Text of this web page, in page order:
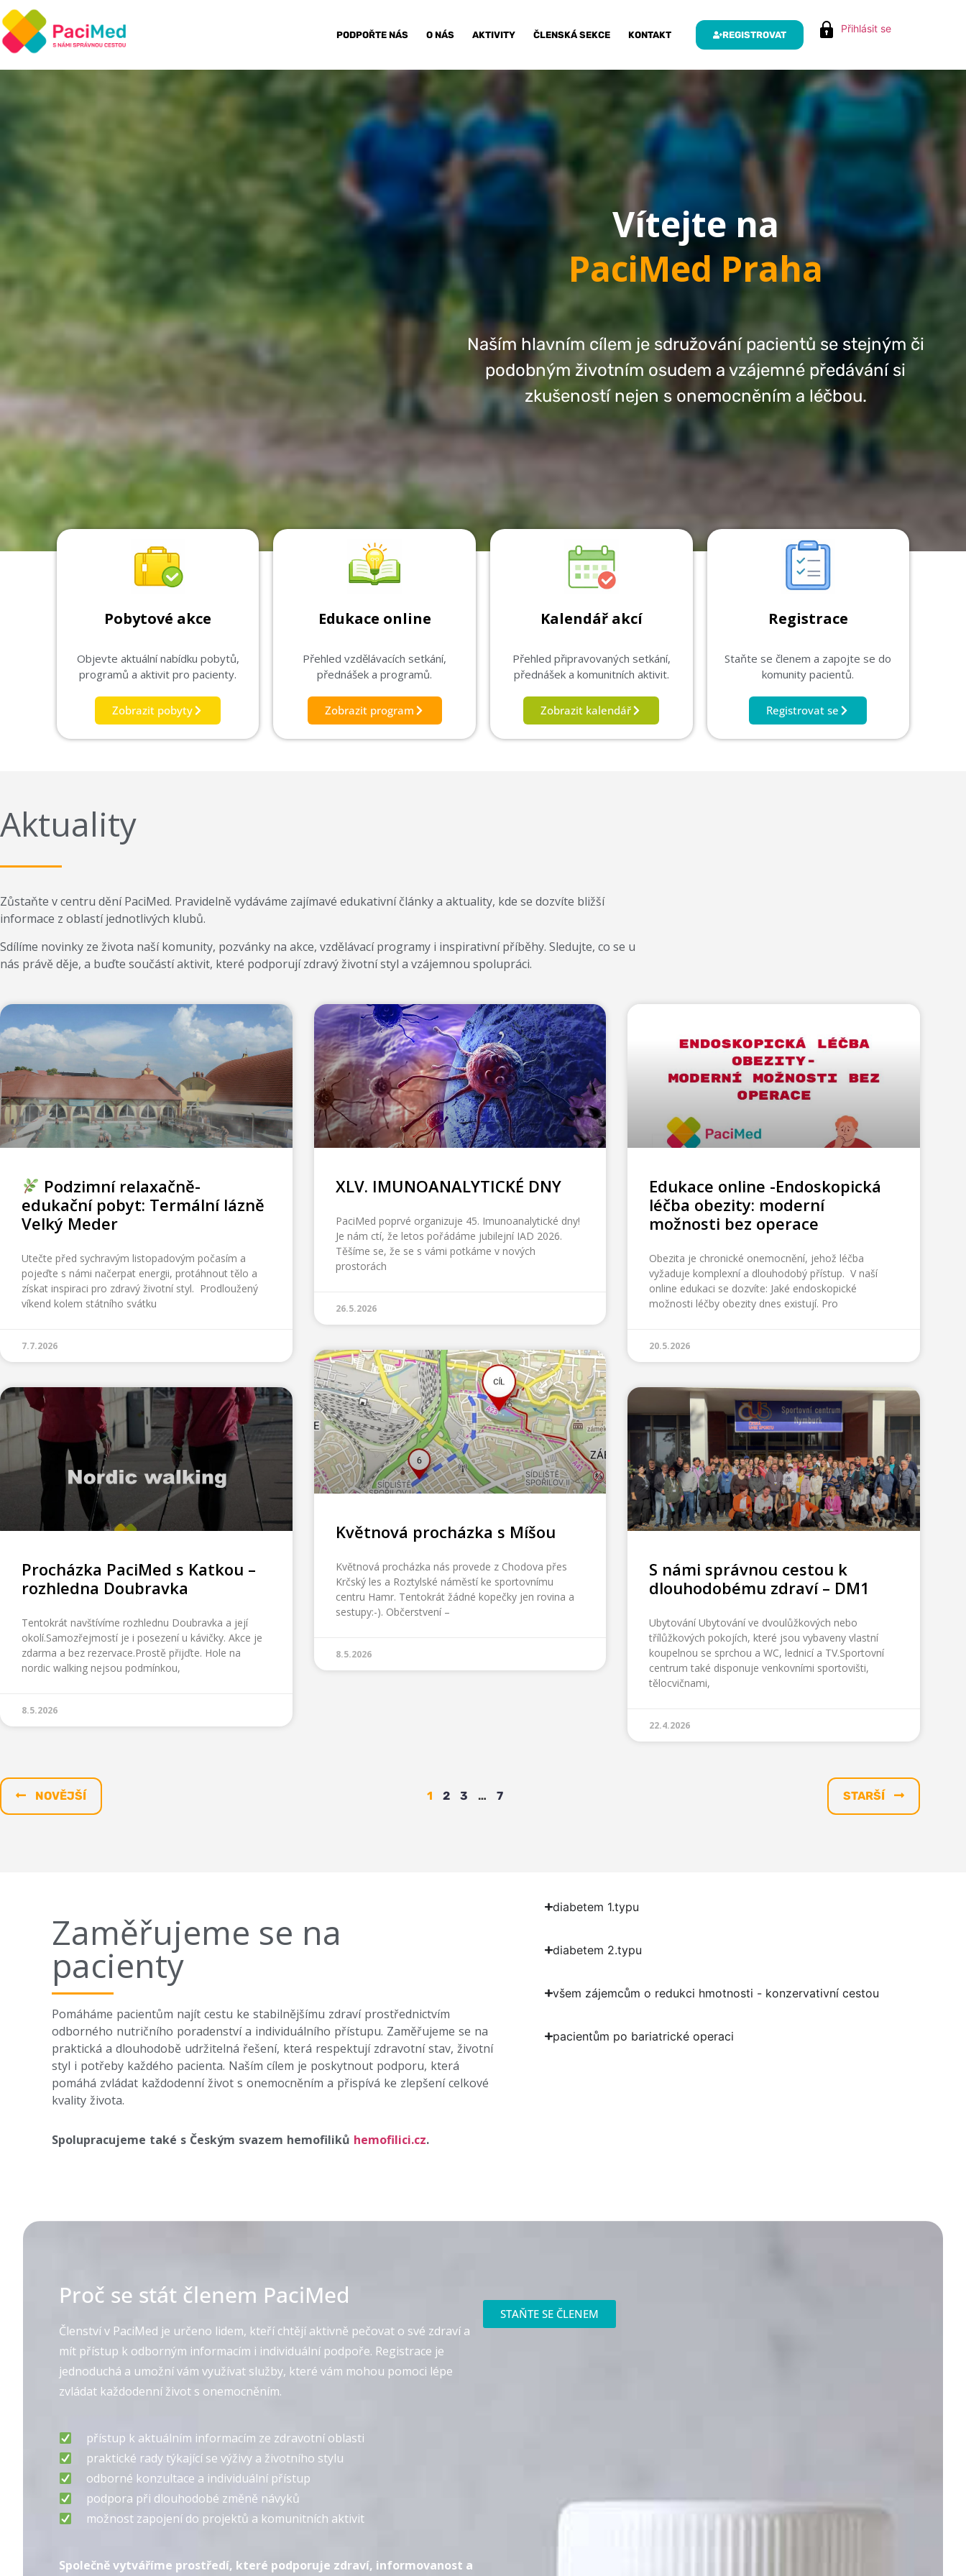
PODPOŘTE NÁS O NÁS AKTIVITY ČLENSKÁ SEKCE KONTAKT REGISTROVAT
Přihlásit se
Vítejte na
PaciMed Praha
Naším hlavním cílem je sdružování pacientů se stejným či
podobným životním osudem a vzájemné předávání si
zkušeností nejen s onemocněním a léčbou.
Pobytové akce
Objevte aktuální nabídku pobytů,
programů a aktivit pro pacienty.
Zobrazit pobyty
Edukace online
Přehled vzdělávacích setkání,
přednášek a programů.
Zobrazit program
Kalendář akcí
Přehled připravovaných setkání,
přednášek a komunitních aktivit.
Zobrazit kalendář
Registrace
Staňte se členem a zapojte se do
komunity pacientů.
Registrovat se
Aktuality
Zůstaňte v centru dění PaciMed. Pravidelně vydáváme zajímavé edukativní články a aktuality, kde se dozvíte bližší
informace z oblastí jednotlivých klubů.
Sdílíme novinky ze života naší komunity, pozvánky na akce, vzdělávací programy i inspirativní příběhy. Sledujte, co se u
nás právě děje, a buďte součástí aktivit, které podporují zdravý životní styl a vzájemnou spolupráci.
Podzimní relaxačně-
edukační pobyt: Termální lázně
Velký Meder
Utečte před sychravým listopadovým počasím a
pojeďte s námi načerpat energii, protáhnout tělo a
získat inspiraci pro zdravý životní styl. Prodloužený
víkend kolem státního svátku
7.7.2026
XLV. IMUNOANALYTICKÉ DNY
PaciMed poprvé organizuje 45. Imunoanalytické dny!
Je nám ctí, že letos pořádáme jubilejní IAD 2026.
Těšíme se, že se s vámi potkáme v nových
prostorách
26.5.2026
Edukace online -Endoskopická
léčba obezity: moderní
možnosti bez operace
Obezita je chronické onemocnění, jehož léčba
vyžaduje komplexní a dlouhodobý přístup. V naší
online edukaci se dozvíte: Jaké endoskopické
možnosti léčby obezity dnes existují. Pro
20.5.2026
Procházka PaciMed s Katkou –
rozhledna Doubravka
Tentokrát navštívíme rozhlednu Doubravka a její
okolí.Samozřejmostí je i posezení u kávičky. Akce je
zdarma a bez rezervace.Prostě přijďte. Hole na
nordic walking nejsou podmínkou,
8.5.2026
Květnová procházka s Míšou
Květnová procházka nás provede z Chodova přes
Krčský les a Roztylské náměstí ke sportovnímu
centru Hamr. Tentokrát žádné kopečky jen rovina a
sestupy:-). Občerstvení –
8.5.2026
S námi správnou cestou k
dlouhodobému zdraví – DM1
Ubytování Ubytování ve dvoulůžkových nebo
třílůžkových pokojích, které jsou vybaveny vlastní
koupelnou se sprchou a WC, lednicí a TV.Sportovní
centrum také disponuje venkovními sportovišti,
tělocvičnami,
22.4.2026
NOVĚJŠÍ 1 2 3 … 7 STARŠÍ
Zaměřujeme se na
pacienty
Pomáháme pacientům najít cestu ke stabilnějšímu zdraví prostřednictvím
odborného nutričního poradenství a individuálního přístupu. Zaměřujeme se na
praktická a dlouhodobě udržitelná řešení, která respektují zdravotní stav, životní
styl i potřeby každého pacienta. Naším cílem je poskytnout podporu, která
pomáhá zvládat každodenní život s onemocněním a přispívá ke zlepšení celkové
kvality života.
Spolupracujeme také s Českým svazem hemofiliků hemofilici.cz.
diabetem 1.typu
diabetem 2.typu
všem zájemcům o redukci hmotnosti - konzervativní cestou
pacientům po bariatrické operaci
Proč se stát členem PaciMed
Členství v PaciMed je určeno lidem, kteří chtějí aktivně pečovat o své zdraví a
mít přístup k odborným informacím i individuální podpoře. Registrace je
jednoduchá a umožní vám využívat služby, které vám mohou pomoci lépe
zvládat každodenní život s onemocněním.
přístup k aktuálním informacím ze zdravotní oblasti
praktické rady týkající se výživy a životního stylu
odborné konzultace a individuální přístup
podpora při dlouhodobé změně návyků
možnost zapojení do projektů a komunitních aktivit
Společně vytváříme prostředí, které podporuje zdraví, informovanost a
STAŇTE SE ČLENEM